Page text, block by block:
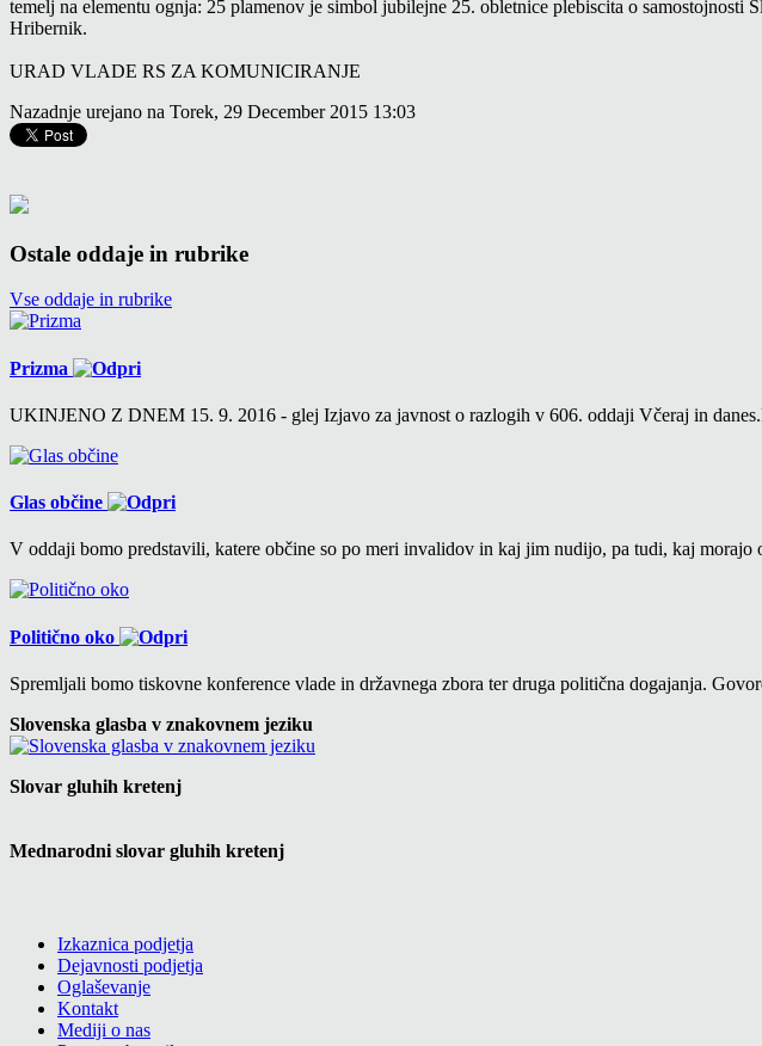
temelj na elementu ognja: 25 plamenov je simbol jubilejne 25. obletnice plebiscita o
Hribernik.
URAD VLADE RS ZA KOMUNICIRANJE
Nazadnje urejano na Torek, 29 December 2015 13:03
Ostale oddaje in rubrike
Vse oddaje in rubrike
Prizma
UKINJENO Z DNEM 15. 9. 2016 - glej Izjavo za javnost o razlogih v 606. oddaji Včeraj in
Glas občine
V oddaji bomo predstavili, katere občine so po meri invalidov in kaj jim nudijo, pa tudi, kaj morajo
Politično oko
Spremljali bomo tiskovne konference vlade in državnega zbora ter druga politična dogajanja.
Slovenska glasba v znakovnem jeziku
Slovar gluhih kretenj
Mednarodni slovar gluhih kretenj
Izkaznica podjetja
Dejavnosti podjetja
Oglaševanje
Kontakt
Mediji o nas